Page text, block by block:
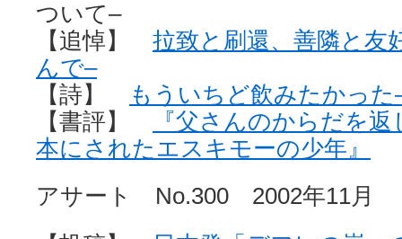
ついて–
【追悼】 拉致と刷還、善隣と友
んで–
【詩】
もういちど飲みたかっ
【書評】
『父さんのからだを
本にされたエスキモーの少年』
アサート No.300 2002年11月